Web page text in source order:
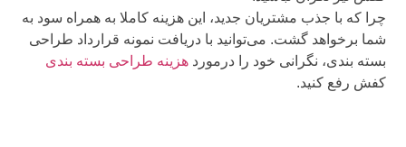
که با جذب مشتریان جدید، این هزینه کاملا به همراه سود به
برخواهد گشت. می‌توانید با دریافت نمونه قرارداد طراحی
بندی، نگرانی خود را درموردهزینه طراحی بسته بندی
رفع کنید.